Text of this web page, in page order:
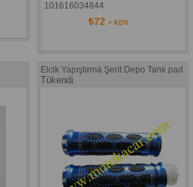
101616034844
₺72+ KDV
Elcik Yapıştırma Şerit Depo Tank pad
Tükendi